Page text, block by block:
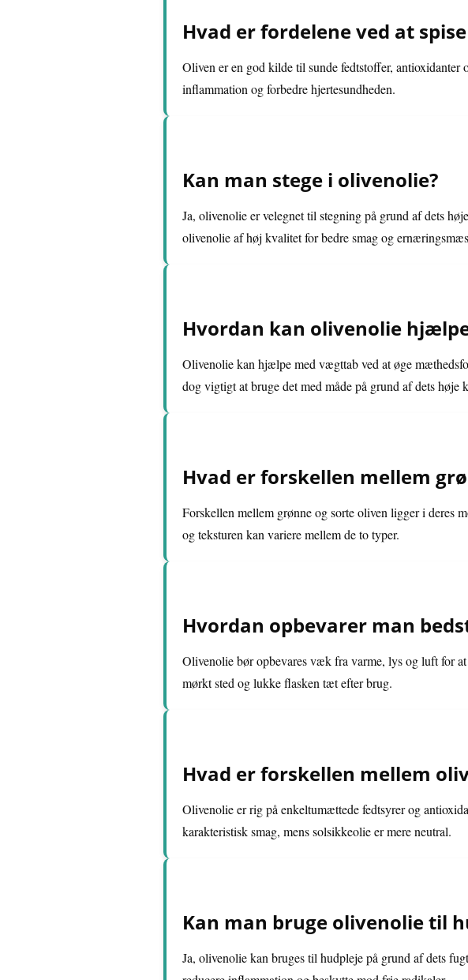
Hvad er fordelene ved at
Oliven er en god kilde til sunde fedtstoffer,
inflammation og forbedre hjertesundheden.
Kan man stege i olivenolie?
Ja, olivenolie er velegnet til stegning på grund af dets
olivenolie af høj kvalitet for bedre smag og
Hvordan kan olivenolie
Olivenolie kan hjælpe med vægttab ved at øge
dog vigtigt at bruge det med måde på grund af dets høje
Hvad er forskellen mellem
Forskellen mellem grønne og sorte oliven ligger i deres
og teksturen kan variere mellem de to typer.
Hvordan opbevarer man
Olivenolie bør opbevares væk fra varme, lys og luft for
mørkt sted og lukke flasken tæt efter brug.
Hvad er forskellen mellem
Olivenolie er rig på enkeltumættede fedtsyrer og
karakteristisk smag, mens solsikkeolie er mere neutral.
Kan man bruge olivenolie til
Ja, olivenolie kan bruges til hudpleje på grund af dets